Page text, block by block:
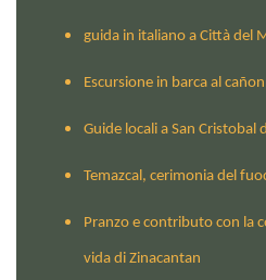
guida in italiano a Città del
Escursione in barca al
Guide locali a San Cristobal
Temazcal, cerimonia del
Pranzo e contributo con la
vida di Zinacantan